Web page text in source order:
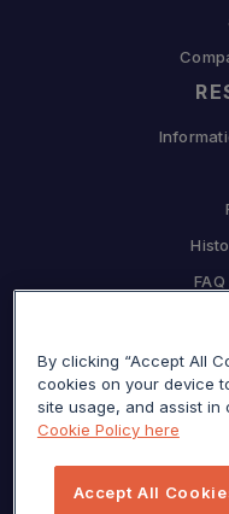
Travaillez
By clicking “Accept All
cookies on your device
site usage, and assist in
Cookie Policy here
Accept All